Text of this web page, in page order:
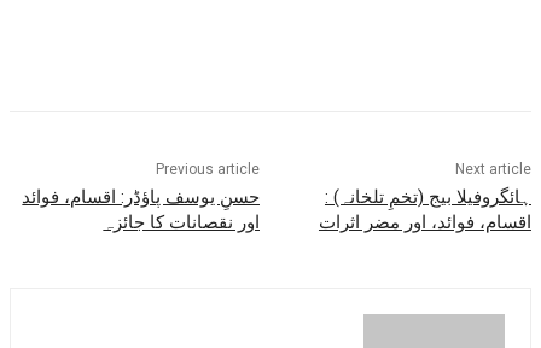
Previous article
حسنِ یوسف پاؤڈر: اقسام، فوائد
اور نقصانات کا جائزہ
Next article
ہائگروفیلا بیج (تخمِ تلخانہ) :
اقسام، فوائد، اور مضر اثرات